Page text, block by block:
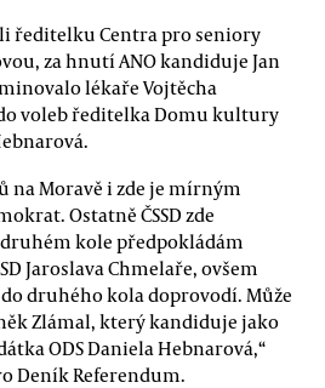
ředitelku Centra pro seniory
za hnutí ANO kandiduje Jan
lékaře Vojtěcha
do voleb ředitelka Domu kultury
na Moravě i zde je mírným
Ostatně ČSSD zde
kole předpokládám
Jaroslava Chmelaře, ovšem
druhého kola doprovodí. Může
Zlámal, který kandiduje jako
ODS Daniela Hebnarová,“
Deník Referendum.